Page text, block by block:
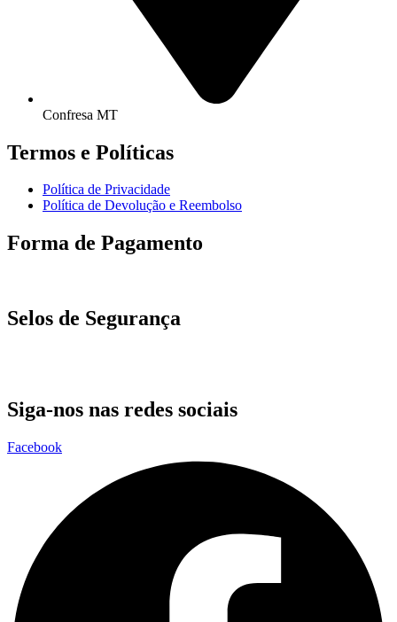
Confresa MT
Termos e Políticas
Política de Privacidade
Política de Devolução e Reembolso
Forma de Pagamento
Selos de Segurança
Siga-nos nas redes sociais
Facebook